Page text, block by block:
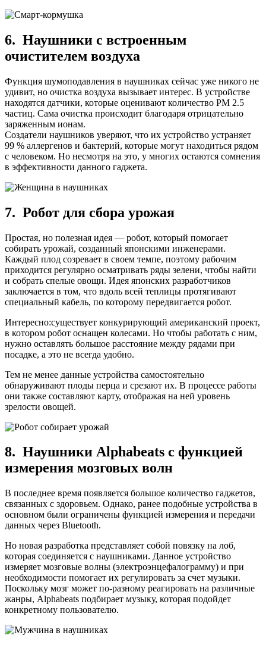
6. Наушники с встроенным
очистителем воздуха
Функция шумоподавления в наушниках сейчас уже никого не
удивит, но очистка воздуха вызывает интерес. В устройстве
находятся датчики, которые оценивают количество PM 2.5
частиц. Сама очистка происходит благодаря отрицательно
заряженным ионам.
Создатели наушников уверяют, что их устройство устраняет
99 % аллергенов и бактерий, которые могут находиться рядом
с человеком. Но несмотря на это, у многих остаются сомнения
в эффективности данного гаджета.
7. Робот для сбора урожая
Простая, но полезная идея — робот, который помогает
собирать урожай, созданный японскими инженерами.
Каждый плод созревает в своем темпе, поэтому рабочим
приходится регулярно осматривать ряды зелени, чтобы найти
и собрать спелые овощи. Идея японских разработчиков
заключается в том, что вдоль всей теплицы протягивают
специальный кабель, по которому передвигается робот.
Интересно:существует конкурирующий американский проект,
в котором робот оснащен колесами. Но чтобы работать с ним,
нужно оставлять большое расстояние между рядами при
посадке, а это не всегда удобно.
Тем не менее данные устройства самостоятельно
обнаруживают плоды перца и срезают их. В процессе работы
они также составляют карту, отображая на ней уровень
зрелости овощей.
8. Наушники Alphabeats с функцией
измерения мозговых волн
В последнее время появляется большое количество гаджетов,
связанных с здоровьем. Однако, ранее подобные устройства в
основном были ограничены функцией измерения и передачи
данных через Bluetooth.
Но новая разработка представляет собой повязку на лоб,
которая соединяется с наушниками. Данное устройство
измеряет мозговые волны (электроэнцефалограмму) и при
необходимости помогает их регулировать за счет музыки.
Поскольку мозг может по-разному реагировать на различные
жанры, Alphabeats подбирает музыку, которая подойдет
конкретному пользователю.